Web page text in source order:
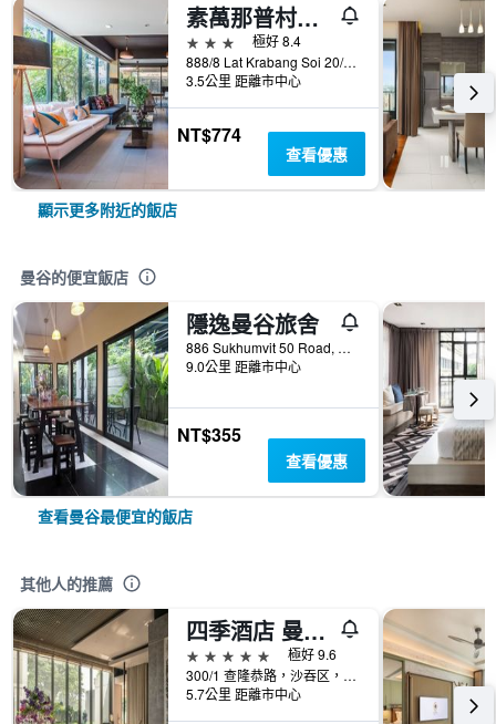
素萬那普村舍酒店
3星級
極好 8.4
888/8 Lat Krabang Soi 20/2, Lat Krabang Road, Bangkok, 曼谷, 泰國
3.5公里 距離市中心
NT$774
查看優惠
顯示更多附近的飯店
曼谷的便宜飯店
隱逸曼谷旅舍
886 Sukhumvit 50 Road, 曼谷, 泰國
9.0公里 距離市中心
NT$355
查看優惠
查看曼谷最便宜的飯店
其他人的推薦
四季酒店 曼谷湄南河四季酒店
5星級
極好 9.6
300/1 查隆恭路，沙吞区，曼谷, 曼谷, 泰國
5.7公里 距離市中心